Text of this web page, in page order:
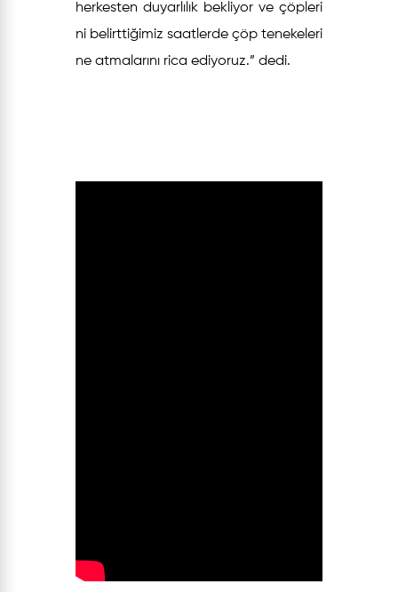
herkesten duyarlılık bekliyor ve çöpleri
ni belirttiğimiz saatlerde çöp tenekeleri
ne atmalarını rica ediyoruz.” dedi.